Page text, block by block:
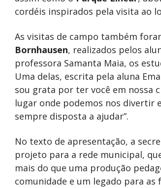
cordéis inspirados pela visita ao
As visitas de campo também
Bornhausen, realizados pelos
professora Samanta Maia, os
Uma delas, escrita pela aluna
sou grata por ter você em nossa
lugar onde podemos nos divertir
sempre disposta a ajudar”.
No texto de apresentação, a
projeto para a rede municipal,
mais do que uma produção
comunidade e um legado para